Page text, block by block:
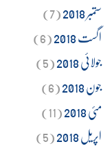
ستمبر 2018
(7)
اگست 2018
(6)
جولائی 2018
(5)
جون 2018
(6)
مئی 2018
(11)
اپریل 2018
(5)